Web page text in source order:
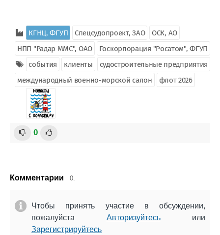
КГНЦ, ФГУП Спецсудопроект, ЗАО
ОСК, АО
НПП "Радар ММС", ОАО
Госкорпорация "Росатом", ФГУП
события
клиенты
судостроительные предприятия
международный военно-морской салон
флот 2026
0
Комментарии 0.
Чтобы принять участие в обсуждении,
пожалуйста Авторизуйтесьили
Зарегистрируйтесь